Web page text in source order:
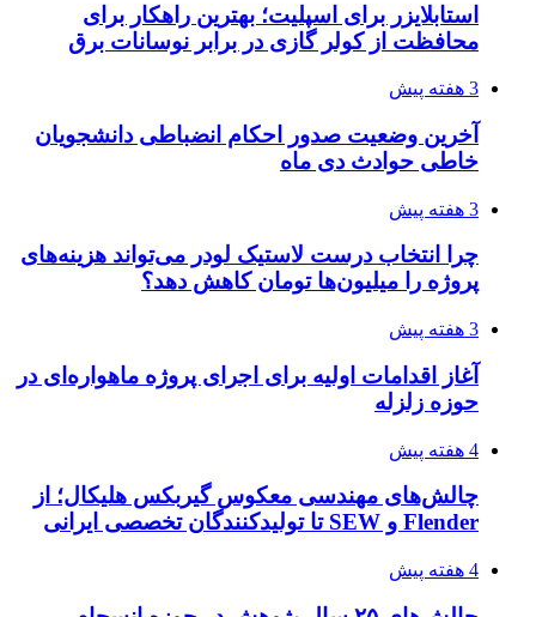
استابلایزر برای اسپلیت؛ بهترین راهکار برای
محافظت از کولر گازی در برابر نوسانات برق
3 هفته پیش
آخرین وضعیت صدور احکام انضباطی دانشجویان
خاطی حوادث دی ماه
3 هفته پیش
چرا انتخاب درست لاستیک لودر می‌تواند هزینه‌های
پروژه را میلیون‌ها تومان کاهش دهد؟
3 هفته پیش
آغاز اقدامات اولیه برای اجرای پروژه ماهواره‌ای در
حوزه زلزله
4 هفته پیش
چالش‌های مهندسی معکوس گیربکس هلیکال؛ از
Flender و SEW تا تولیدکنندگان تخصصی ایرانی
4 هفته پیش